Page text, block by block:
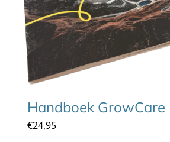
Handboek GrowCare
€24,95